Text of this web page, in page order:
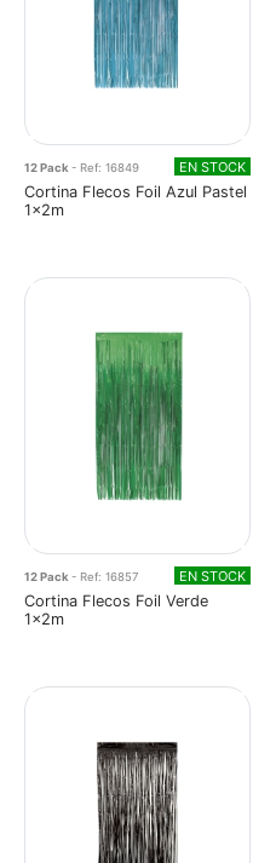
12 Pack - Ref: 16849 EN STOCK
Cortina Flecos Foil Azul Pastel
1x2m
12 Pack - Ref: 16857 EN STOCK
Cortina Flecos Foil Verde
1x2m